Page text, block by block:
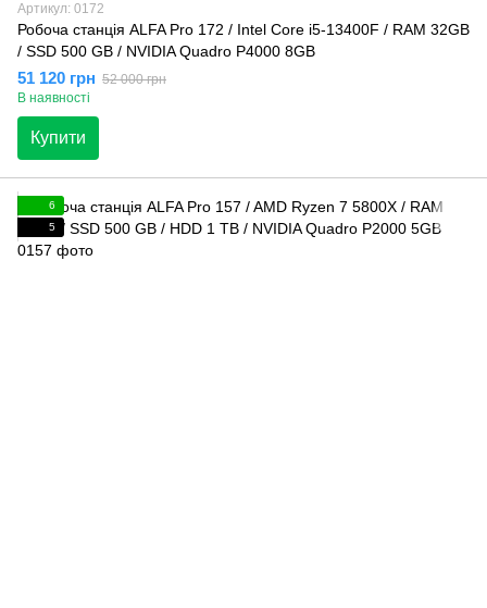
Артикул: 0172
Робоча станція ALFA Pro 172 / Intel Core i5-13400F / RAM 32GB
/ SSD 500 GB / NVIDIA Quadro P4000 8GB
51 120 грн 52 000 грн
В наявності
Купити
6
5